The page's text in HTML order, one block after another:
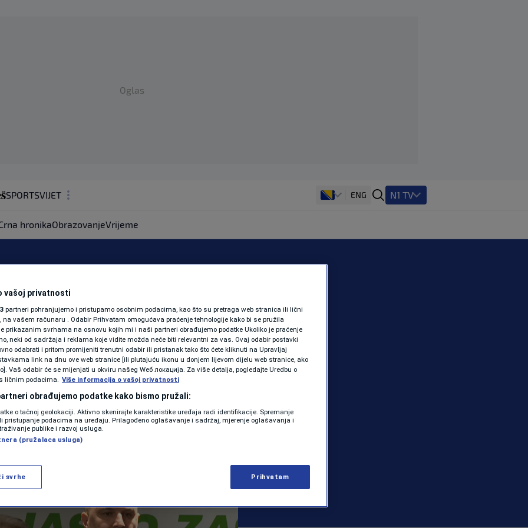
Oglas
SPORTSVIJET
ZDRAVLJE
SHOWBIZ
PODCAST
N1 SPECIJAL
FENOMENI
NEISTRAŽENO
VIRALNO
VIDEO
ENG N1 TV
hronikaObrazovanjeVrijeme
mora ostati, svaki
BiH prema
i dodatnoj
| VIJESTI | 0 komentara
vašoj privatnosti
partneri pohranjujemo i pristupamo osobnim podacima, kao što su pretraga web stranica ili lični
na vašem računaru . Odabir Prihvatam omogućava praćenje tehnologije kako bi se pružila
prikazanim svrhama na osnovu kojih mi i naši partneri obrađujemo podatke Ukoliko je praćenje
neki od sadržaja i reklama koje vidite možda neće biti relevantni za vas. Ovaj odabir postavki
odabrati i pritom promijeniti trenutni odabir ili pristanak tako što ćete kliknuti na Upravljaj
link na dnu ove web stranice [ili plutajuću ikonu u donjem lijevom dijelu web stranice, ako
Vaš odabir će se mijenjati u okviru našeg Wеб локација. Za više detalja, pogledajte Uredbu o
ličnim podacima. Više informacija o vašoj privatnosti
obrađujemo podatke kako bismo pružali:
o tačnoj geolokaciji. Aktivno skenirajte karakteristike uređaja radi identifikacije. Spremanje
pristupanje podacima na uređaju. Prilagođeno oglašavanje i sadržaj, mjerenje oglašavanja i
publike i razvoj usluga.
(pružalaca usluga)
svrhe Prihvatam